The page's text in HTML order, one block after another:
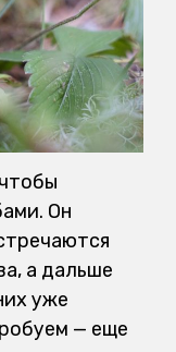
Он
а дальше
уже
— еще